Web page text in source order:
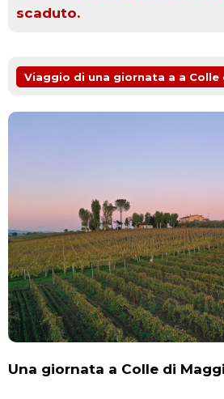
scaduto.
Viaggio di una giornata a a Colle
Una giornata a Colle di